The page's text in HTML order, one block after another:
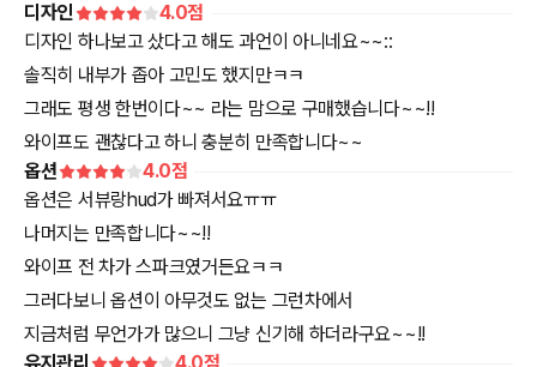
디자인 4.0점
디자인 하나보고 샀다고 해도 과언이 아니네요~~::
솔직히 내부가 좁아 고민도 했지만ㅋㅋ
그래도 평생 한번이다~~ 라는 맘으로 구매했습니다~~!!
와이프도 괜찮다고 하니 충분히 만족합니다~~
옵션
4.0점
옵션은 서뷰랑hud가 빠져서요ㅠㅠ
나머지는 만족합니다~~!!
와이프 전 차가 스파크였거든요ㅋㅋ
그러다보니 옵션이 아무것도 없는 그런차에서
지금처럼 무언가가 많으니 그냥 신기해 하더라구요~~!!